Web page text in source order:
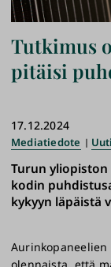
Tutkimus
pitäisi
17.12.2024
Mediatiedote
Turun
kodin
kykyyn läpäistä